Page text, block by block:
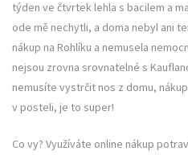
týden ve čtvrtek lehla s bacilem a
ode mě nechytli, a doma nebyl ani
nákup na Rohlíku a nemusela
nejsou zrovna srovnatelné s
nemusíte vystrčit nos z domu,
v posteli, je to super!
Co vy? Využíváte online nákup